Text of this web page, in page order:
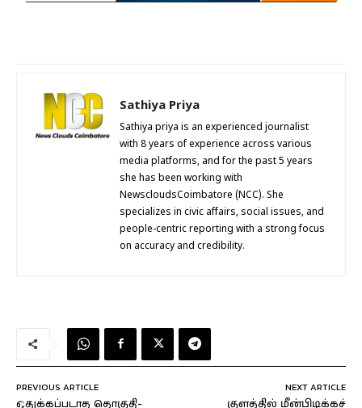
Sathiya Priya
Sathiya priya is an experienced journalist
with 8 years of experience across various
media platforms, and for the past 5 years
she has been working with
NewscloudsCoimbatore (NCC). She
specializes in civic affairs, social issues, and
people-centric reporting with a strong focus
on accuracy and credibility.
PREVIOUS ARTICLE
ஒதுக்கப்படாத தொகுதி-
NEXT ARTICLE
குளத்தில் மீன்பிடிக்கச்